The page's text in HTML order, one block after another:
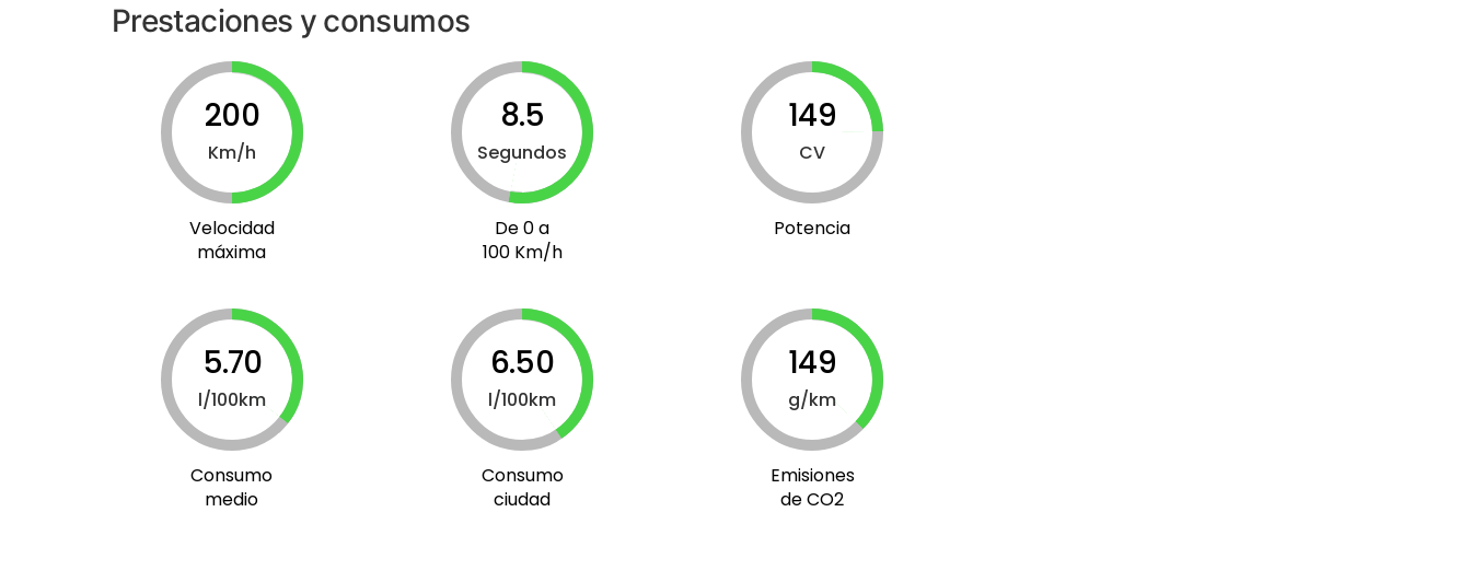
Prestaciones y consumos
200
Km/h
Velocidad
máxima
8.5
Segundos
De 0 a
100 Km/h
149
CV
Potencia
5.70
l/100km
Consumo
medio
6.50
l/100km
Consumo
ciudad
149
g/km
Emisiones
de CO2